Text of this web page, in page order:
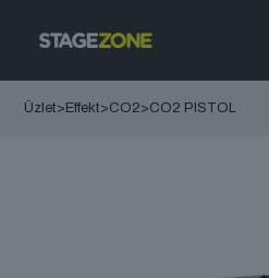
Üzlet> Effekt>CO2>CO2 PISTOL